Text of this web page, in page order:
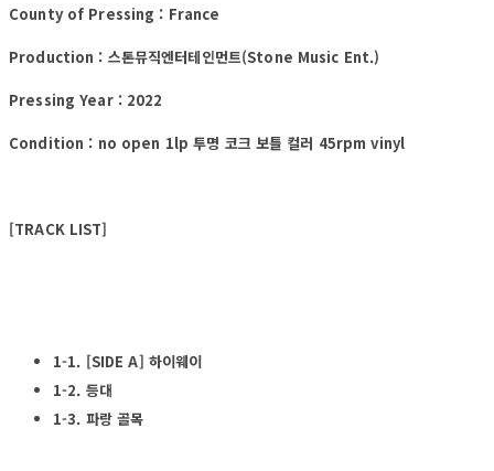
County of Pressing : France
Production : 스톤뮤직엔터테인먼트(Stone Music Ent.)
Pressing Year : 2022
Condition : no open 1lp 투명 코크 보틀 컬러 45rpm vinyl
[TRACK LIST]
1-1. [SIDE A] 하이웨이
1-2. 등대
1-3. 파랑 골목